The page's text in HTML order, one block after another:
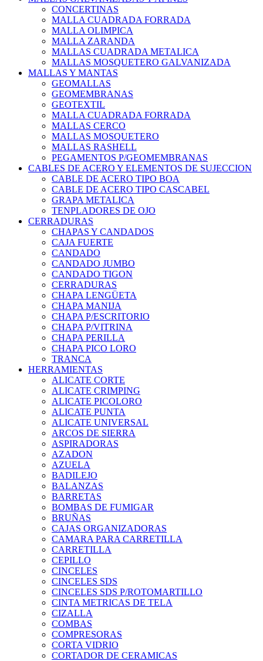
CONCERTINAS
MALLA CUADRADA FORRADA
MALLA OLIMPICA
MALLA ZARANDA
MALLAS CUADRADA METALICA
MALLAS MOSQUETERO GALVANIZADA
MALLAS Y MANTAS
GEOMALLAS
GEOMEMBRANAS
GEOTEXTIL
MALLA CUADRADA FORRADA
MALLAS CERCO
MALLAS MOSQUETERO
MALLAS RASHELL
PEGAMENTOS P/GEOMEMBRANAS
CABLES DE ACERO Y ELEMENTOS DE SUJECCION
CABLE DE ACERO TIPO BOA
CABLE DE ACERO TIPO CASCABEL
GRAPA METALICA
TENPLADORES DE OJO
CERRADURAS
CHAPAS Y CANDADOS
CAJA FUERTE
CANDADO
CANDADO JUMBO
CANDADO TIGON
CERRADURAS
CHAPA LENGÜETA
CHAPA MANIJA
CHAPA P/ESCRITORIO
CHAPA P/VITRINA
CHAPA PERILLA
CHAPA PICO LORO
TRANCA
HERRAMIENTAS
ALICATE CORTE
ALICATE CRIMPING
ALICATE PICOLORO
ALICATE PUNTA
ALICATE UNIVERSAL
ARCOS DE SIERRA
ASPIRADORAS
AZADON
AZUELA
BADILEJO
BALANZAS
BARRETAS
BOMBAS DE FUMIGAR
BRUÑAS
CAJAS ORGANIZADORAS
CAMARA PARA CARRETILLA
CARRETILLA
CEPILLO
CINCELES
CINCELES SDS
CINCELES SDS P/ROTOMARTILLO
CINTA METRICAS DE TELA
CIZALLA
COMBAS
COMPRESORAS
CORTA VIDRIO
CORTADOR DE CERAMICAS